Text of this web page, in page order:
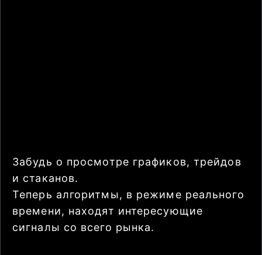
Забудь о просмотре графиков, трейдов
и стаканов.
Теперь алгоритмы, в режиме реального
времени, находят интересующие
сигналы со всего рынка.